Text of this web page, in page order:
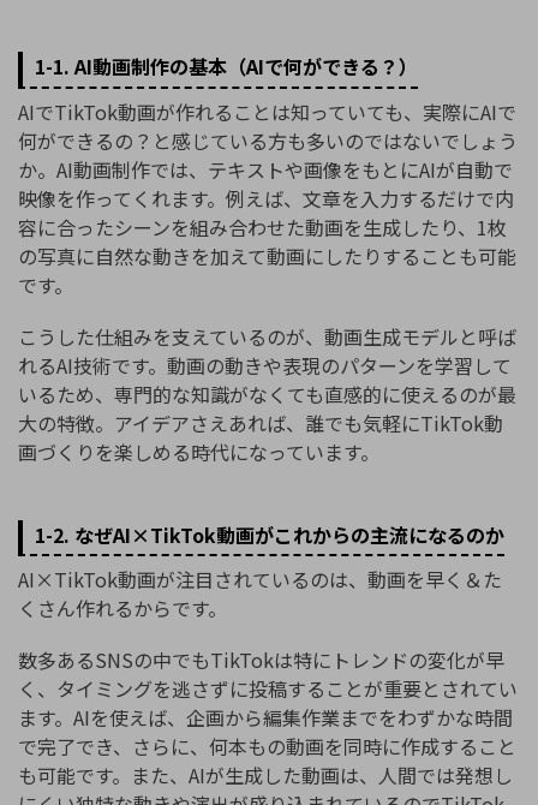
1-1. AI動画制作の基本（AIで何ができる？）
AIでTikTok動画が作れることは知っていても、実際にAIで
何ができるの？と感じている方も多いのではないでしょう
か。AI動画制作では、テキストや画像をもとにAIが自動で
映像を作ってくれます。例えば、文章を入力するだけで内
容に合ったシーンを組み合わせた動画を生成したり、1枚
の写真に自然な動きを加えて動画にしたりすることも可能
です。
こうした仕組みを支えているのが、動画生成モデルと呼ば
れるAI技術です。動画の動きや表現のパターンを学習して
いるため、専門的な知識がなくても直感的に使えるのが最
大の特徴。アイデアさえあれば、誰でも気軽にTikTok動
画づくりを楽しめる時代になっています。
1-2. なぜAI×TikTok動画がこれからの主流になるのか
AI×TikTok動画が注目されているのは、動画を早く＆た
くさん作れるからです。
数多あるSNSの中でもTikTokは特にトレンドの変化が早
く、タイミングを逃さずに投稿することが重要とされてい
ます。AIを使えば、企画から編集作業までをわずかな時間
で完了でき、さらに、何本もの動画を同時に作成すること
も可能です。また、AIが生成した動画は、人間では発想し